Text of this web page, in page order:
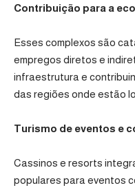
Contribuição para a
Esses complexos são
empregos diretos e
infraestrutura e
das regiões onde estão
Turismo de eventos e
Cassinos e resorts
populares para eventos